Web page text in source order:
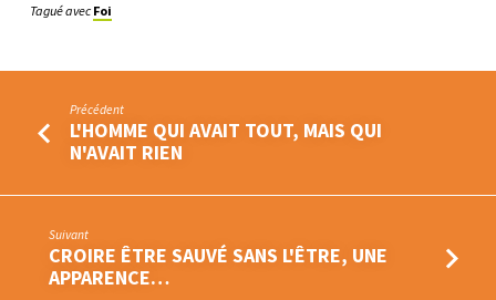
Tagué avec Foi
Précédent
L'HOMME QUI AVAIT TOUT, MAIS QUI
N'AVAIT RIEN
Suivant
CROIRE ÊTRE SAUVÉ SANS L'ÊTRE, UNE
APPARENCE…